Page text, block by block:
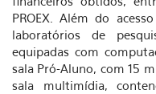
PROEX. Além do
laboratórios de
equipadas com
sala Pró-Aluno, com 15
sala multimídia,